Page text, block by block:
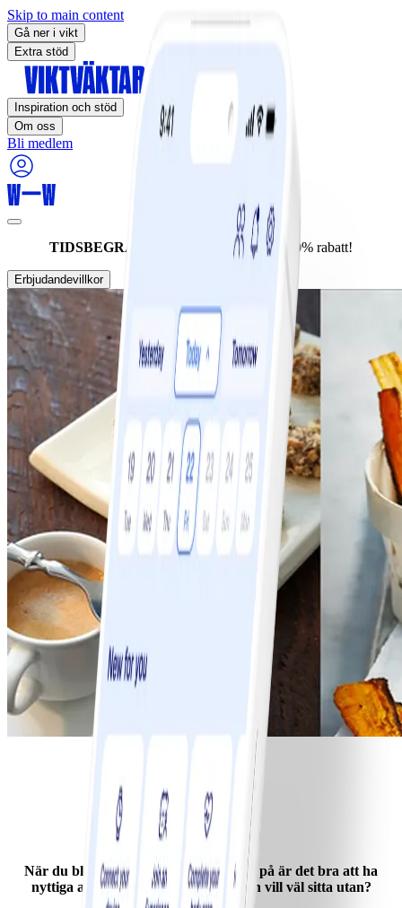
Skip to main content
Gå ner i vikt
Extra stöd
Inspiration och stöd
Om oss
Bli medlem
TIDSBEGRÄNSAT ERBJUDANDE: 60% rabatt!
Erbjudandevillkor
Blir du ofta sugen på något? När suget efter något gott kommer är
det bra att ha bra alternativ nära till hands. Prova något av de här
alternativen nästa gång suget pockar på.
När du blir sugen på något att mumsa på är det bra att ha
nyttiga alternativ till hands. För ingen vill väl sitta utan?